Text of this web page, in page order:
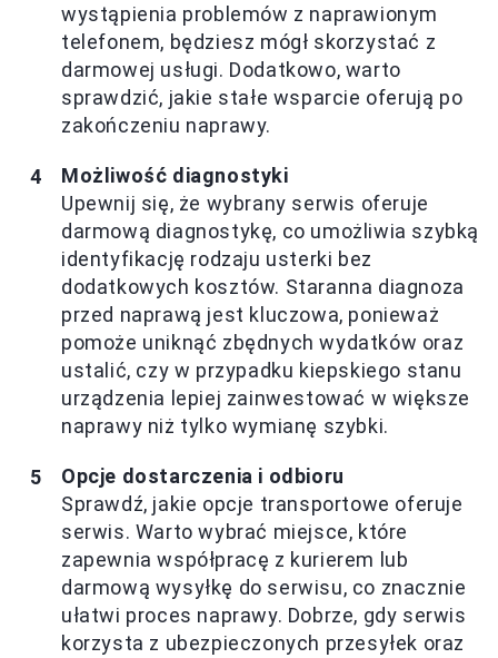
wystąpienia problemów z naprawionym
telefonem, będziesz mógł skorzystać z
darmowej usługi. Dodatkowo, warto
sprawdzić, jakie stałe wsparcie oferują po
zakończeniu naprawy.
Możliwość diagnostyki
Upewnij się, że wybrany serwis oferuje
darmową diagnostykę, co umożliwia szybką
identyfikację rodzaju usterki bez
dodatkowych kosztów. Staranna diagnoza
przed naprawą jest kluczowa, ponieważ
pomoże uniknąć zbędnych wydatków oraz
ustalić, czy w przypadku kiepskiego stanu
urządzenia lepiej zainwestować w większe
naprawy niż tylko wymianę szybki.
Opcje dostarczenia i odbioru
Sprawdź, jakie opcje transportowe oferuje
serwis. Warto wybrać miejsce, które
zapewnia współpracę z kurierem lub
darmową wysyłkę do serwisu, co znacznie
ułatwi proces naprawy. Dobrze, gdy serwis
korzysta z ubezpieczonych przesyłek oraz